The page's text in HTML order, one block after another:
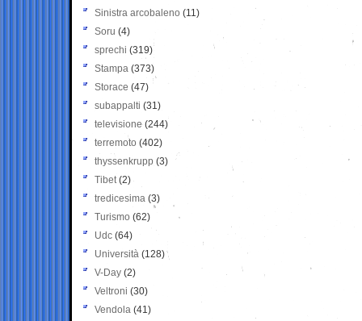
Sinistra arcobaleno (11)
Soru (4)
sprechi (319)
Stampa (373)
Storace (47)
subappalti (31)
televisione(244)
terremoto (402)
thyssenkrupp (3)
Tibet(2)
tredicesima (3)
Turismo (62)
Udc (64)
Università (128)
V-Day (2)
Veltroni (30)
Vendola (41)